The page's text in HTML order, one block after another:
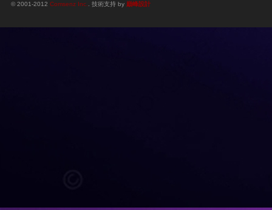
© 2001-2012 Comsenz Inc. . 技術支持 by 巔峰設計